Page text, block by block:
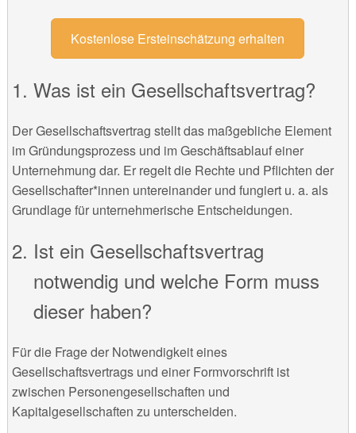
Kostenlose Ersteinschätzung erhalten
Was ist ein Gesellschaftsvertrag?
Der Gesellschaftsvertrag stellt das maßgebliche Element
im Gründungsprozess und im Geschäftsablauf einer
Unternehmung dar. Er regelt die Rechte und Pflichten der
Gesellschafter*innen untereinander und fungiert u. a. als
Grundlage für unternehmerische Entscheidungen.
Ist ein Gesellschaftsvertrag
notwendig und welche Form muss
dieser haben?
Für die Frage der Notwendigkeit eines
Gesellschaftsvertrags und einer Formvorschrift ist
zwischen Personengesellschaften und
Kapitalgesellschaften zu unterscheiden.